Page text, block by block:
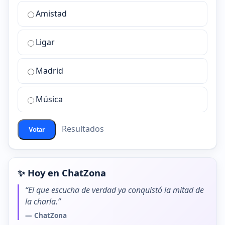
¿Cuál
la
mejor
sala
chat
ChatZona?
Amistad
Ligar
Madrid
Música
Votar Resultados
✨ Hoy en ChatZona
“El que escucha de verdad ya conquistó la mitad de
la charla.”
— ChatZona